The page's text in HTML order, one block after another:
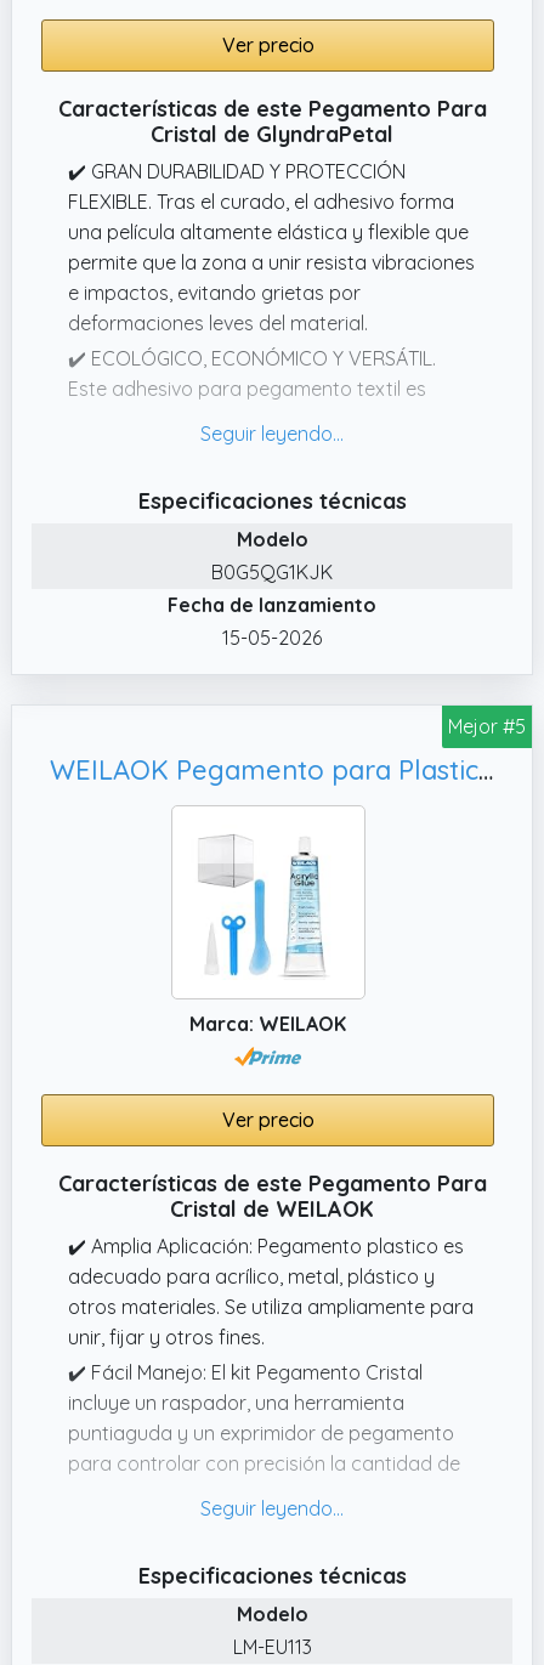
Ver precio
Características de este Pegamento Para
Cristal de GlyndraPetal
✔️ GRAN DURABILIDAD Y PROTECCIÓN
FLEXIBLE. Tras el curado, el adhesivo forma
una película altamente elástica y flexible que
permite que la zona a unir resista vibraciones
e impactos, evitando grietas por
deformaciones leves del material.
✔️ ECOLÓGICO, ECONÓMICO Y VERSÁTIL.
Este adhesivo para pegamento textil es
gama de aplicaciones.
movil está listo para usar al abrirlo y no
requiere mezcla, lo que permite una rápida
✔️ ADHESIVO PROFESIONAL PEGAMENTO
PANTALLA MOVIL . Este adhesivo ofrece una
excelente capacidad de adhesión
multimaterial, proporcionando una conexión
diseñado para reparar pantallas de
pantalla movil adhesivo es transparente y no
se blanquea fácilmente después del curado.
Especificaciones técnicas
Modelo
B0G5QG1KJK
Fecha de lanzamiento
15-05-2026
Mejor #5
WEILAOK Pegamento para Plastico, 100ml
Marca: WEILAOK
Ver precio
Características de este Pegamento Para
Cristal de WEILAOK
✔️ Amplia Aplicación: Pegamento plastico es
adecuado para acrílico, metal, plástico y
otros materiales. Se utiliza ampliamente para
unir, fijar y otros fines.
✔️ Fácil Manejo: El kit Pegamento Cristal
incluye un raspador, una herramienta
puntiaguda y un exprimidor de pegamento
para controlar con precisión la cantidad de
desperdicios, lo que facilita el inicio de
✔️ Pegamento de Secado Rápido:
Pegamento para Cristal cura rápidamente y
se seca rápidamente. Fragua rápidamente
Especificaciones técnicas
Modelo
LM-EU113